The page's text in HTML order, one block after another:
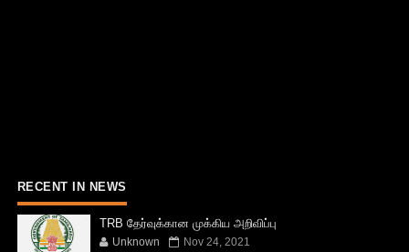
RECENT IN NEWS
TRB தேர்வுக்கான முக்கிய அறிவிப்பு
Unknown Nov 24, 2021